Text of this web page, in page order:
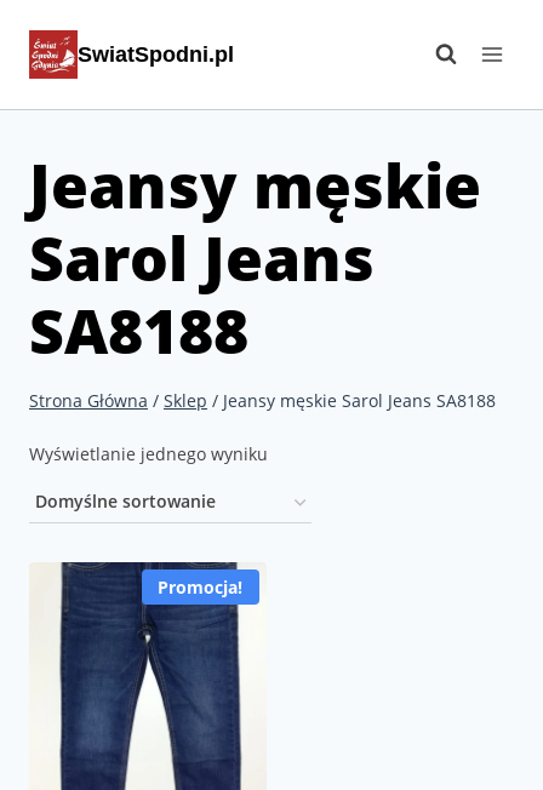
SwiatSpodni.pl
Jeansy męskie
Sarol Jeans
SA8188
Strona Główna / Sklep / Jeansy męskie Sarol Jeans SA8188
Wyświetlanie jednego wyniku
Promocja!